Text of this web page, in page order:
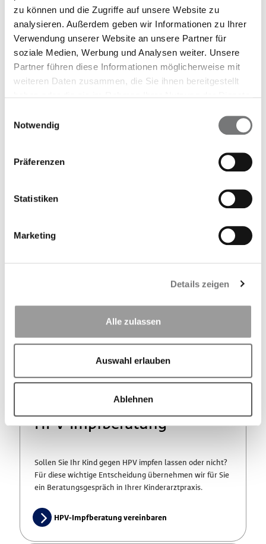
zu können und die Zugriffe auf unsere Website zu
analysieren. Außerdem geben wir Informationen zu Ihrer
Verwendung unserer Website an unsere Partner für
soziale Medien, Werbung und Analysen weiter. Unsere
Partner führen diese Informationen möglicherweise mit
weiteren Daten zusammen, die Sie ihnen bereitgestellt
Notwendig
Präferenzen
Statistiken
Marketing
Details zeigen
Alle zulassen
Auswahl erlauben
Ablehnen
möglichst früh zu erkennen.
Zur sprachlichen Vorsorge
kann Ihr Kind die therapeutischen Übungen spielerisch
Neolexon entdecken
Grundschulchecks I + II
zusätzliche Vorsorgetermine, um die Entwicklung Ihres
Kindes im Blick zu halten.
Zu den Grundschulchecks
HPV-Impfberatung
Sollen Sie Ihr Kind gegen HPV impfen lassen oder nicht?
Für diese wichtige Entscheidung übernehmen wir für Sie
ein Beratungsgespräch in Ihrer Kinderarztpraxis.
HPV-Impfberatung vereinbaren